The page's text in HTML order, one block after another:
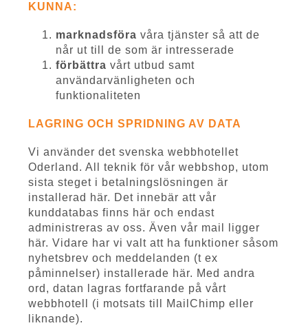
KUNNA:
marknadsföra våra tjänster så att de
når ut till de som är intresserade
förbättra vårt utbud samt
användarvänligheten och
funktionaliteten
LAGRING OCH SPRIDNING AV DATA
Vi använder det svenska webbhotellet
Oderland. All teknik för vår webbshop, utom
sista steget i betalningslösningen är
installerad här. Det innebär att vår
kunddatabas finns här och endast
administreras av oss. Även vår mail ligger
här. Vidare har vi valt att ha funktioner såsom
nyhetsbrev och meddelanden (t ex
påminnelser) installerade här. Med andra
ord, datan lagras fortfarande på vårt
webbhotell (i motsats till MailChimp eller
liknande).